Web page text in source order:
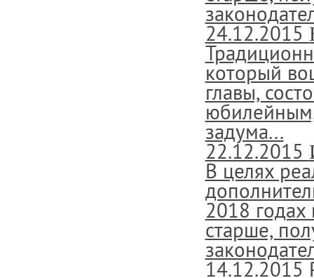
24.12.2015
который
главы,
задума...
22.12.2015
В целях
2018 годах
старше,
14.12.2015